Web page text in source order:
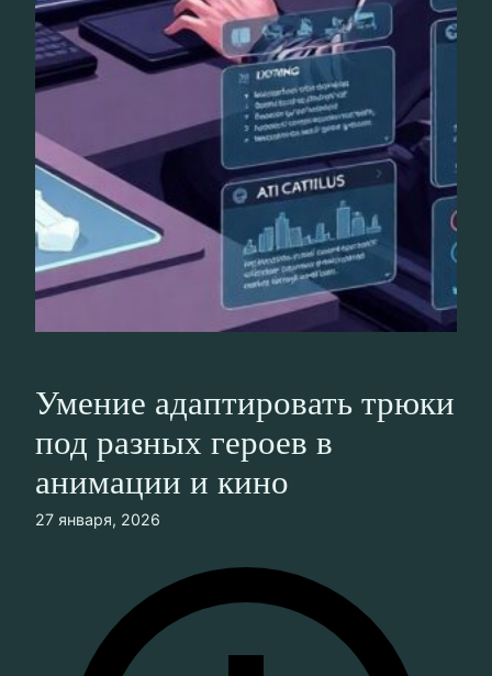
Умение адаптировать трюки
под разных героев в
анимации и кино
27 января, 2026